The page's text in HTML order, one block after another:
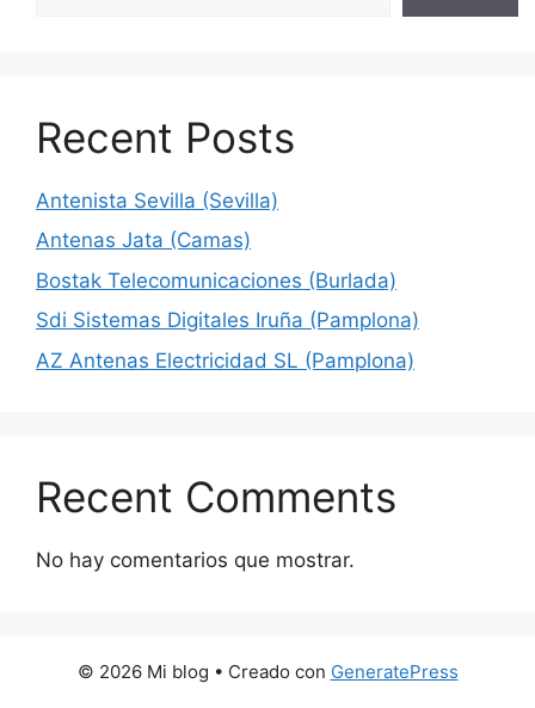
Recent Posts
Antenista Sevilla (Sevilla)
Antenas Jata (Camas)
Bostak Telecomunicaciones (Burlada)
Sdi Sistemas Digitales Iruña (Pamplona)
AZ Antenas Electricidad SL (Pamplona)
Recent Comments
No hay comentarios que mostrar.
© 2026 Mi blog • Creado con GeneratePress